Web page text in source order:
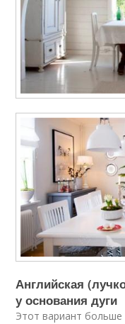
Английская
у основания дуги
Этот вариант